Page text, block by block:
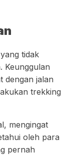
tidak
Keunggulan
dengan jalan
trekking
mengingat
oleh para
pernah